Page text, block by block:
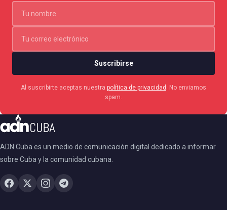
Suscribirse
Al suscribirte aceptas nuestra política de privacidad
. No enviamos
spam.
ADN Cuba es un medio de comunicación digital dedicado a informar
sobre Cuba y la comunidad cubana.